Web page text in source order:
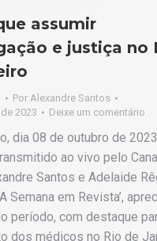
assumir
e justiça no
Por Alexandre Santos
2023
Deixe um comentário
dia 08 de outubro de
ao vivo pelo
Santos e Adelaide
Semana em Revista’,
período, com destaque
dos médicos no Rio de